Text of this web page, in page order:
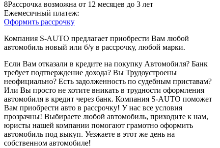
8Рассрочка возможна от 12 месяцев до 3 лет
Ежемесячный платеж:
Оформить рассрочку
Компания S-AUTO предлагает приобрести Вам любой
автомобиль новый или б/у в рассрочку, любой марки.
Если Вам отказали в кредите на покупку Автомобиля? Банк
требует подтверждение дохода? Вы Трудоустроены
неофициально? Есть задолженность по судебным приставам?
Или Вы просто не хотите вникать в трудности оформления
автомобиля в кредит через банк. Компания S-AUTO поможет
Вам приобрести авто в рассрочку! У нас все условия
прозрачны! Выбираете любой автомобиль, приходите к нам,
юристы нашей компании помогают грамотно оформить
автомобиль под выкуп. Уезжаете в этот же день на
собственном автомобиле!